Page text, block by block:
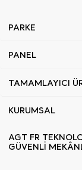
PARKE
PANEL
TAMAMLAYICI
KURUMSAL
AGT FR
GÜVENLİ